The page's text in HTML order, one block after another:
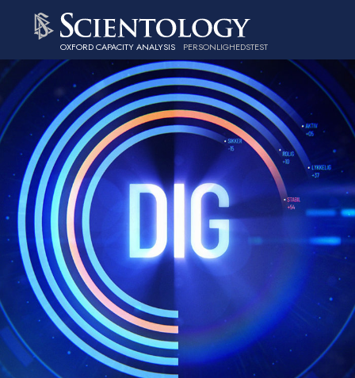
OXFORD CAPACITY ANALYSIS PERSONLIGHEDSTEST